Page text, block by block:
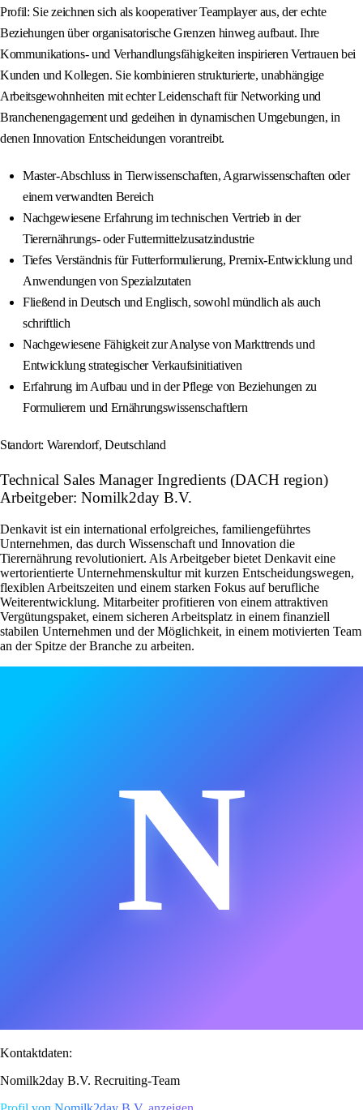
Profil: Sie zeichnen sich als kooperativer Teamplayer aus, der echte
Beziehungen über organisatorische Grenzen hinweg aufbaut. Ihre
Kommunikations- und Verhandlungsfähigkeiten inspirieren Vertrauen bei
Kunden und Kollegen. Sie kombinieren strukturierte, unabhängige
Arbeitsgewohnheiten mit echter Leidenschaft für Networking und
Branchenengagement und gedeihen in dynamischen Umgebungen, in
denen Innovation Entscheidungen vorantreibt.
Master-Abschluss in Tierwissenschaften, Agrarwissenschaften oder
einem verwandten Bereich
Nachgewiesene Erfahrung im technischen Vertrieb in der
Tierernährungs- oder Futtermittelzusatzindustrie
Tiefes Verständnis für Futterformulierung, Premix-Entwicklung und
Anwendungen von Spezialzutaten
Fließend in Deutsch und Englisch, sowohl mündlich als auch
schriftlich
Nachgewiesene Fähigkeit zur Analyse von Markttrends und
Entwicklung strategischer Verkaufsinitiativen
Erfahrung im Aufbau und in der Pflege von Beziehungen zu
Formulierern und Ernährungswissenschaftlern
Standort: Warendorf, Deutschland
Technical Sales Manager Ingredients (DACH region)
Arbeitgeber: Nomilk2day B.V.
Denkavit ist ein international erfolgreiches, familiengeführtes
Unternehmen, das durch Wissenschaft und Innovation die
Tierernährung revolutioniert. Als Arbeitgeber bietet Denkavit eine
wertorientierte Unternehmenskultur mit kurzen Entscheidungswegen,
flexiblen Arbeitszeiten und einem starken Fokus auf berufliche
Weiterentwicklung. Mitarbeiter profitieren von einem attraktiven
Vergütungspaket, einem sicheren Arbeitsplatz in einem finanziell
stabilen Unternehmen und der Möglichkeit, in einem motivierten Team
an der Spitze der Branche zu arbeiten.
N
Kontaktdaten:
Nomilk2day B.V. Recruiting-Team